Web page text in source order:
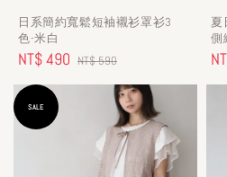
日系簡約寬鬆短袖襯衫罩衫3
色-米白
Sale
price
NT$ 490 Regular
price
NT$ 590
夏
側
SALE